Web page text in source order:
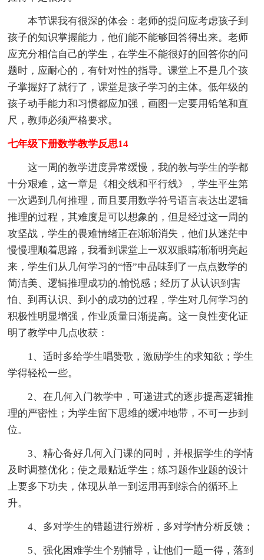
本节课我有很深的体会：老师的提问应考虑孩子到
孩子的知识掌握能力，他们能不能够回答得出来。老师
应充分相信自己的学生，在学生不能很好的回答你的问
题时，应耐心的，有针对性的指导。课堂上不是几个孩
子掌握好了就行了，课堂是孩子学习的主体。低年级的
孩子动手能力和习惯都应加强，画图一定要用铅笔和直
尺，教师必须严格要求。
七年级下册数学教学反思14
这一周的教学进度异常缓慢，我的教与学生的学都
十分艰难，这一章是《相交线和平行线》，学生平生第
一次遇到几何推理，而且要用数学符号语言表达出逻辑
推理的过程，其难度是可以想象的，但是经过这一周的
攻坚战，学生的畏难情绪正在渐渐消失，他们从迷茫中
慢慢理顺着思路，我看到课堂上一双双眼睛渐渐明亮起
来，学生们从几何学习的“悟”中品味到了一点点数学的
简洁美、逻辑推理成功的.愉悦感；经历了从认识到害
怕、到再认识、到小的成功的过程，学生对几何学习的
积极性明显增强，作业质量日渐提高。这一良性变化证
明了教学中几点收获：
1、适时多给学生唱赞歌，激励学生的求知欲；学生
学得轻松一些。
2、在几何入门教学中，可递进式的逐步提高逻辑推
理的严密性；为学生留下思维的缓冲地带，不可一步到
位。
3、精心备好几何入门课的同时，并根据学生的学情
及时调整优化；使之最贴近学生；练习题作业题的设计
上要多下功夫，体现从单一到运用再到综合的循环上
升。
4、多对学生的错题进行辨析，多对学情分析反馈；
5、强化困难学生个别辅导，让他们一题一得，落到